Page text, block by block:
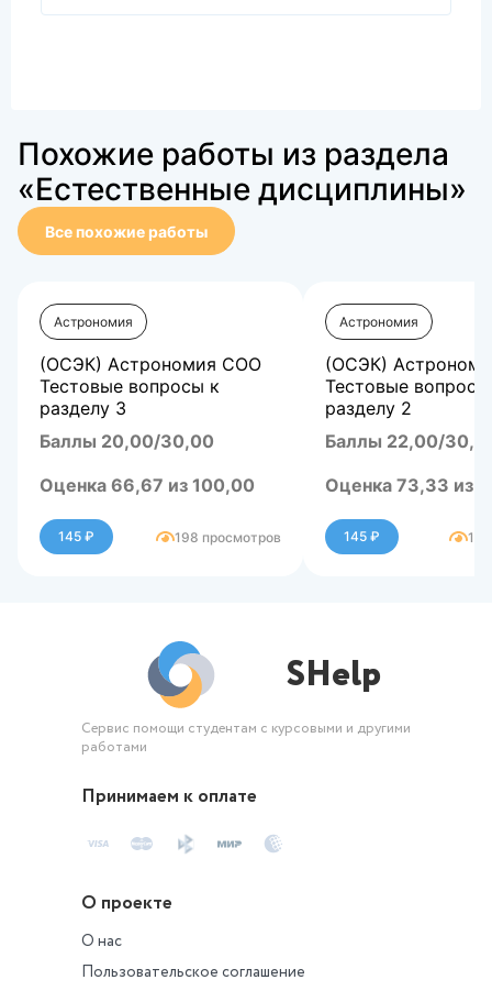
Похожие работы из раздела
«Естественные дисциплины»
Все похожие работы
Астрономия
(ОСЭК) Астрономия СОО
Тестовые вопросы к
разделу 3
Баллы 20,00/30,00
Оценка 66,67 из 100,00
145 ₽ 198 просмотров
Астрономия
(ОСЭК)
Тестовые
разделу 2
Баллы 22,00/
Оценка 73,33 из
145 ₽
SHelp
Сервис помощи студентам с курсовыми и другими
работами
Принимаем к оплате
О проекте
О нас
Пользовательское соглашение